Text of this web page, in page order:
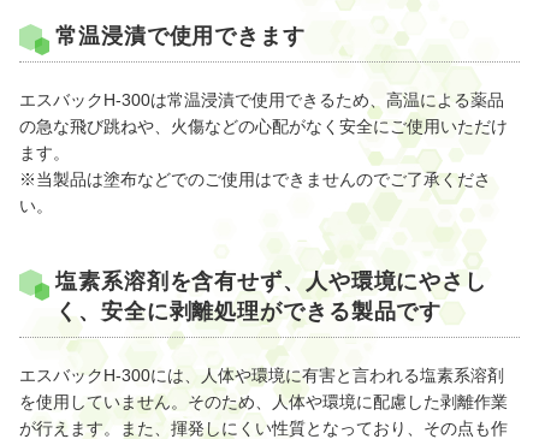
常温浸漬で使用できます
エスバックH-300は常温浸漬で使用できるため、高温による薬品
の急な飛び跳ねや、火傷などの心配がなく安全にご使用いただけ
ます。
※当製品は塗布などでのご使用はできませんのでご了承くださ
い。
塩素系溶剤を含有せず、人や環境にやさし
く、安全に剥離処理ができる製品です
エスバックH-300には、人体や環境に有害と言われる塩素系溶剤
を使用していません。そのため、人体や環境に配慮した剥離作業
が行えます。また、揮発しにくい性質となっており、その点も作